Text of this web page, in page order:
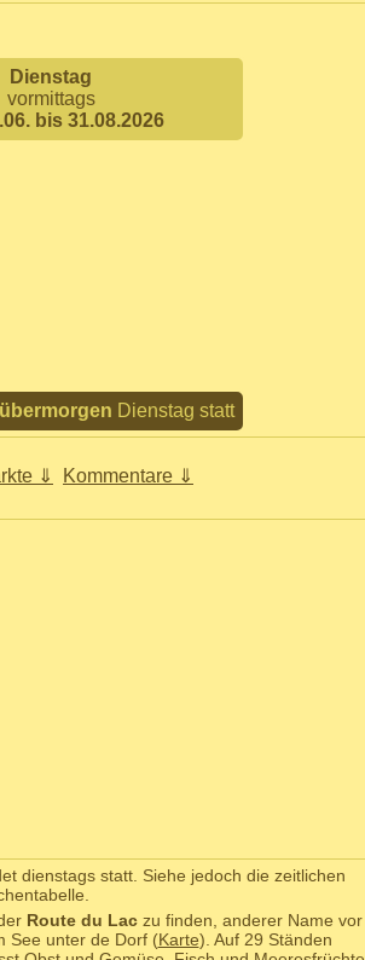
Dienstag
vormittags
bis 31.08.2026
übermorgen Dienstag statt
⇓ Kommentare ⇓
dienstags statt. Siehe jedoch die zeitlichen
Route du Laczu finden, anderer Name vor
See unter de Dorf (Karte). Auf 29 Ständen